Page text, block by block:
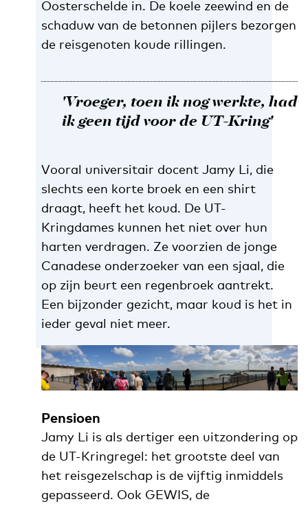
Oosterschelde in. De koele zeewind en de
schaduw van de betonnen pijlers bezorgen
de reisgenoten koude rillingen.
'Vroeger, toen ik nog werkte, had
ik geen tijd voor de UT-Kring'
Vooral universitair docent Jamy Li, die
slechts een korte broek en een shirt
draagt, heeft het koud. De UT-
Kringdames kunnen het niet over hun
harten verdragen. Ze voorzien de jonge
Canadese onderzoeker van een sjaal, die
op zijn beurt een regenbroek aantrekt.
Een bijzonder gezicht, maar koud is het in
ieder geval niet meer.
Pensioen
Jamy Li is als dertiger een uitzondering op
de UT-Kringregel: het grootste deel van
het reisgezelschap is de vijftig inmiddels
gepasseerd. Ook GEWIS, de